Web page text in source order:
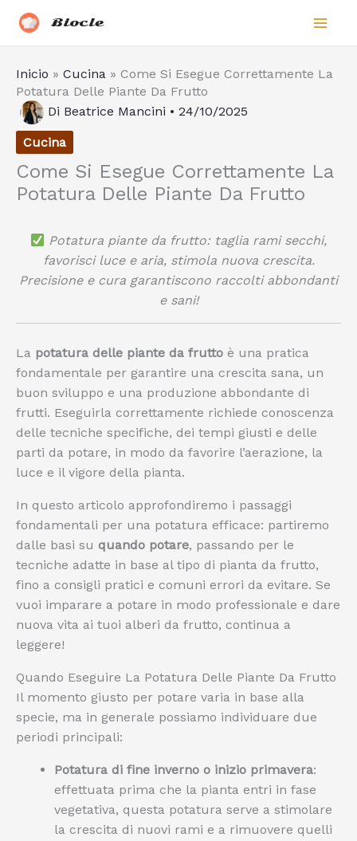
Biocle
Inicio » Cucina » Come Si Esegue Correttamente La
Potatura Delle Piante Da Frutto
Di Beatrice Mancini • 24/10/2025
Cucina
Come Si Esegue Correttamente La
Potatura Delle Piante Da Frutto
Potatura piante da frutto: taglia rami secchi,
favorisci luce e aria, stimola nuova crescita.
Precisione e cura garantiscono raccolti abbondanti
e sani!
La potatura delle piante da frutto è una pratica
fondamentale per garantire una crescita sana, un
buon sviluppo e una produzione abbondante di
frutti. Eseguirla correttamente richiede conoscenza
delle tecniche specifiche, dei tempi giusti e delle
parti da potare, in modo da favorire l’aerazione, la
luce e il vigore della pianta.
In questo articolo approfondiremo i passaggi
fondamentali per una potatura efficace: partiremo
dalle basi su quando potare, passando per le
tecniche adatte in base al tipo di pianta da frutto,
fino a consigli pratici e comuni errori da evitare. Se
vuoi imparare a potare in modo professionale e dare
nuova vita ai tuoi alberi da frutto, continua a
leggere!
Quando Eseguire La Potatura Delle Piante Da Frutto
Il momento giusto per potare varia in base alla
specie, ma in generale possiamo individuare due
periodi principali:
Potatura di fine inverno o inizio primavera:
effettuata prima che la pianta entri in fase
vegetativa, questa potatura serve a stimolare
la crescita di nuovi rami e a rimuovere quelli